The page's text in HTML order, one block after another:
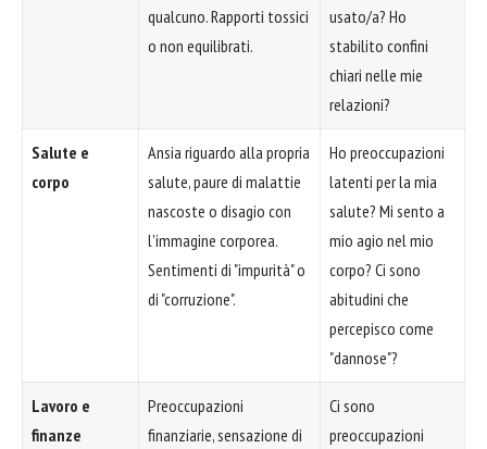
qualcuno. Rapporti tossici
o non equilibrati.
usato/a? Ho
stabilito confini
chiari nelle mie
relazioni?
Salute e
corpo
Ansia riguardo alla propria
salute, paure di malattie
nascoste o disagio con
l'immagine corporea.
Sentimenti di "impurità" o
di "corruzione".
Ho preoccupazioni
latenti per la mia
salute? Mi sento a
mio agio nel mio
corpo? Ci sono
abitudini che
percepisco come
"dannose"?
Lavoro e
finanze
Preoccupazioni
finanziarie, sensazione di
Ci sono
preoccupazioni